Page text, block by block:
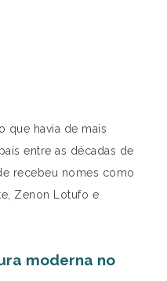
que havia de mais
entre as décadas de
recebeu nomes como
Zenon Lotufo e
moderna no